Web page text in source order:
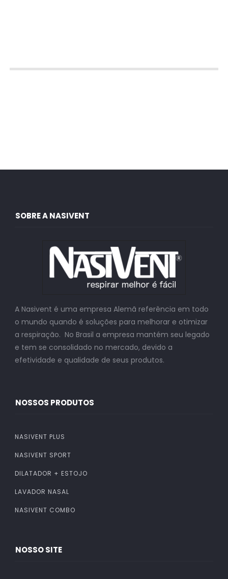
SOBRE A NASIVENT
A Nasivent é uma empresa Alemã referência em todo
o mundo quando é soluções para melhorar e otimizar
a respiração. No Brasil a empresa mantém seu legado
e tem se consolidado no mercado, devido a
efetividade e qualidade de seus produtos.
NOSSOS PRODUTOS
NASIVENT PLUS
NASIVENT SPORT
DILATADOR + ESTOJO
LAVADOR NASAL
NASIVENT COMBO
NOSSO SITE